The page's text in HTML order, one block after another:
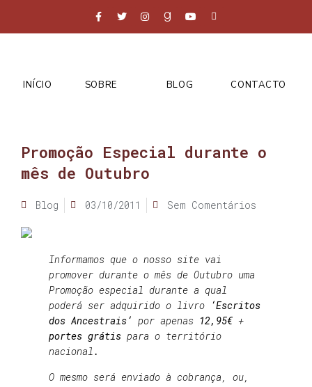
INÍCIO SOBRE BLOG CONTACTO
Promoção Especial durante o
mês de Outubro
Blog 03/10/2011 Sem Comentários
Informamos que o nosso site vai
promover durante o mês de Outubro uma
Promoção especial durante a qual
poderá ser adquirido o livro ‘Escritos
dos Ancestrais ‘ por apenas 12,95€ +
portes grátis para o território
nacional.
O mesmo será enviado à cobrança, ou,